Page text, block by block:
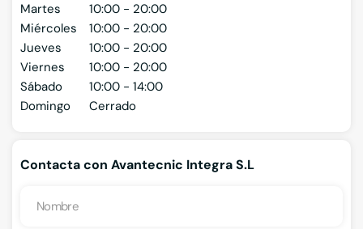
Martes
10:00 - 20:00
Miércoles
10:00 - 20:00
Jueves
10:00 - 20:00
Viernes
10:00 - 20:00
Sábado
10:00 - 14:00
Domingo
Cerrado
Contacta con Avantecnic Integra S.L